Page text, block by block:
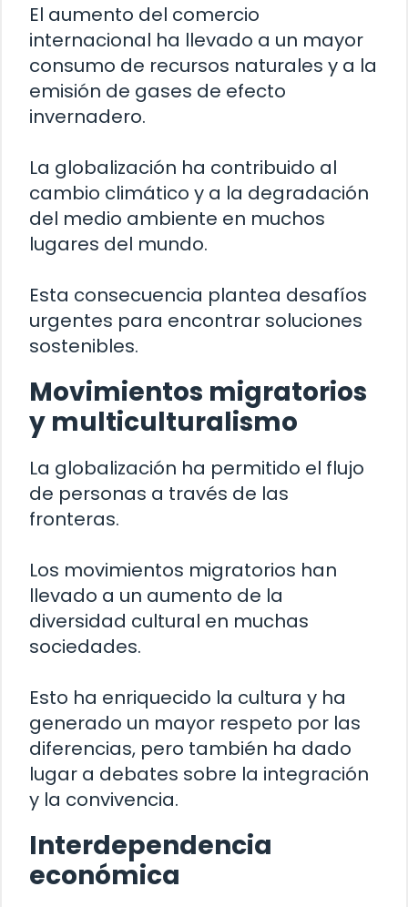
El aumento del comercio
internacional ha llevado a un mayor
consumo de recursos naturales y a la
emisión de gases de efecto
invernadero.
La globalización ha contribuido al
cambio climático y a la degradación
del medio ambiente en muchos
lugares del mundo.
Esta consecuencia plantea desafíos
urgentes para encontrar soluciones
sostenibles.
Movimientos migratorios
y multiculturalismo
La globalización ha permitido el flujo
de personas a través de las
fronteras.
Los movimientos migratorios han
llevado a un aumento de la
diversidad cultural en muchas
sociedades.
Esto ha enriquecido la cultura y ha
generado un mayor respeto por las
diferencias, pero también ha dado
lugar a debates sobre la integración
y la convivencia.
Interdependencia
económica